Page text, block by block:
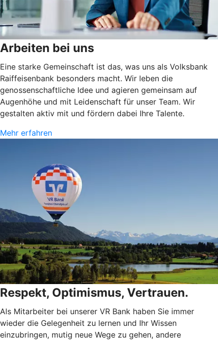
Arbeiten bei uns
Eine starke Gemeinschaft ist das, was uns als Volksbank
Raiffeisenbank besonders macht. Wir leben die
genossenschaftliche Idee und agieren gemeinsam auf
Augenhöhe und mit Leidenschaft für unser Team. Wir
gestalten aktiv mit und fördern dabei Ihre Talente.
Mehr erfahren
Respekt, Optimismus, Vertrauen.
Als Mitarbeiter bei unserer VR Bank haben Sie immer
wieder die Gelegenheit zu lernen und Ihr Wissen
einzubringen, mutig neue Wege zu gehen, andere